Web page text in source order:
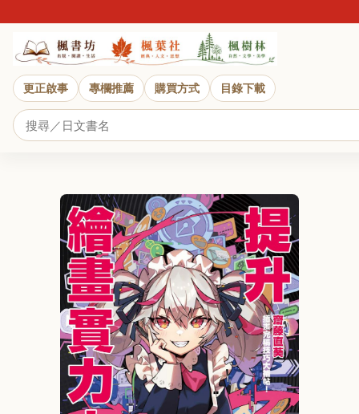
更正啟事 專欄推薦 購買方式 目錄下載